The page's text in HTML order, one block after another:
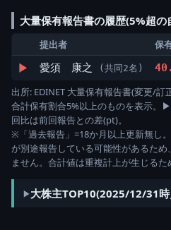
大量保有報告書の履歴(5%超の
提出者 保
▶ 愛須 康之 (共同2名)
出所: EDINET 大量保有報告書(変更/
合計保有割合5%以上のものを表示。
回比は前回報告との差(pt)。
※「過去報告」=18か月以上更新無し
が別途報告している可能性があるた
ません。合計値は重複計上が生じるた
大株主TOP10(2025/12/31